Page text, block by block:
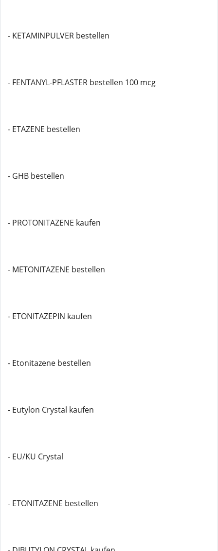
- KETAMINPULVER bestellen
- FENTANYL-PFLASTER bestellen 100 mcg
- ETAZENE bestellen
- GHB bestellen
- PROTONITAZENE kaufen
- METONITAZENE bestellen
- ETONITAZEPIN kaufen
- Etonitazene bestellen
- Eutylon Crystal kaufen
- EU/KU Crystal
- ETONITAZENE bestellen